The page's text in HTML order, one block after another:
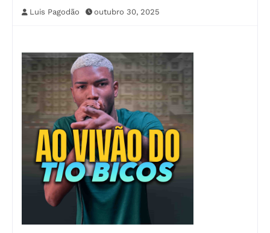
Luis Pagodão outubro 30, 2025